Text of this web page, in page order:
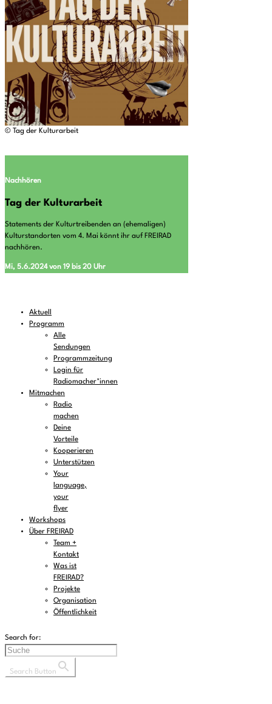
© Tag der Kulturarbeit
Nachhören
Tag der Kulturarbeit
Statements der Kulturtreibenden an (ehemaligen)
Kulturstandorten vom 4. Mai könnt ihr auf FREIRAD
nachhören.
Mi, 5.6.2024 von 19 bis 20 Uhr
Aktuell
Programm
Alle
Sendungen
Programmzeitung
Login für
Radiomacher*innen
Mitmachen
Radio
machen
Deine
Vorteile
Kooperieren
Unterstützen
Your
language,
your
flyer
Workshops
Über FREIRAD
Team +
Kontakt
Was ist
FREIRAD?
Projekte
Organisation
Öffentlichkeit
Search for:
Search Button